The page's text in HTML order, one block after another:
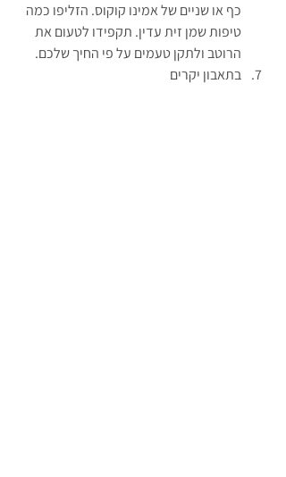
כף או שניים של אמינו קוקוס. הזליפו כמה
טיפות שמן זית עדין. תקפידו לטעום את
הרוטב ולתקן טעמים על פי החיך שלכם.
בתאבון יקרים